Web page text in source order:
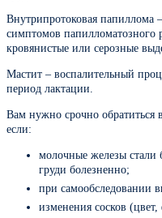
Внутрипротоковая
симптомов папилломатозного
кровянистые или серозные
Мастит – воспалительный
период лактации.
Вам нужно срочно обратиться
если:
молочные железы стали
груди болезненно;
при самообследовании
изменения сосков